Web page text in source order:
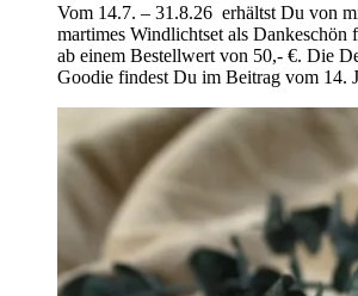
Vom 14.7. – 31.8.26 erhältst Du von
martimes Windlichtset als Dankeschön
ab einem Bestellwert von 50,- €. Die
Goodie findest Du im Beitrag vom 14.